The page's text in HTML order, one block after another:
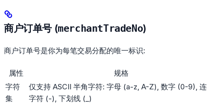
商户订单号 (merchantTradeNo)
商户订单号是你为每笔交易分配的唯一标识:
属性
规格
字符
集
仅支持 ASCII 半角字符: 字母 (a-z, A-Z), 数字 (0-9), 连
字符 (-), 下划线 (_)